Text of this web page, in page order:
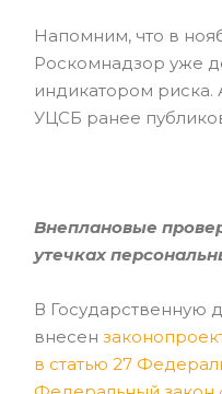
Напомним, что в
Роскомнадзор уже
индикатором риска.
УЦСБ ранее
Внеплановые
утечках
В Государственную
внесен
в статью 27